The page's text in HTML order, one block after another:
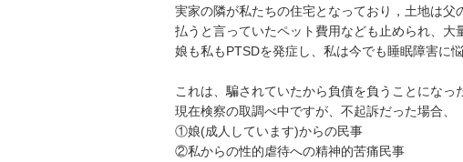
実家の隣が私たちの住宅となっており，土地は父
払うと言っていたペット費用なども止められ、大
娘も私もPTSDを発症し、私は今でも睡眠障害に
これは、騙されていたから負債を負うことになっ
現在検察の取調べ中ですが、不起訴だった場合、
①娘(成人しています)からの民事
②私からの性的虐待への精神的苦痛民事